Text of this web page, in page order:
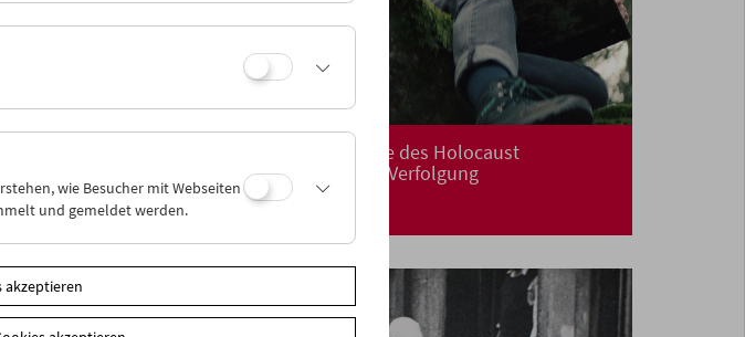
Cinematographie des Holocaust
Topografien der Verfolgung
wie Besucher mit Webseiten
und gemeldet werden.
akzeptieren